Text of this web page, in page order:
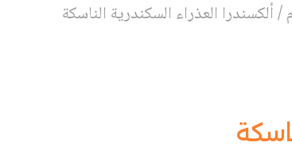
/ألكسندرا العذراء السكندرية الناسكة